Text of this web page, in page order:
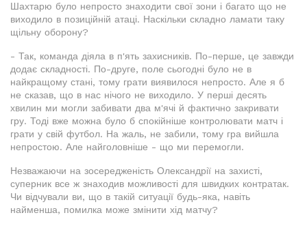
Шахтарю було непросто знаходити свої зони і багато що не
виходило в позиційній атаці. Наскільки складно ламати таку
щільну оборону?
- Так, команда діяла в п'ять захисників. По-перше, це завжди
додає складності. По-друге, поле сьогодні було не в
найкращому стані, тому грати виявилося непросто. Але я б
не сказав, що в нас нічого не виходило. У перші десять
хвилин ми могли забивати два м'ячі й фактично закривати
гру. Тоді вже можна було б спокійніше контролювати матч і
грати у свій футбол. На жаль, не забили, тому гра вийшла
непростою. Але найголовніше - що ми перемогли.
Незважаючи на зосередженість Олександрії на захисті,
суперник все ж знаходив можливості для швидких контратак.
Чи відчували ви, що в такій ситуації будь-яка, навіть
найменша, помилка може змінити хід матчу?